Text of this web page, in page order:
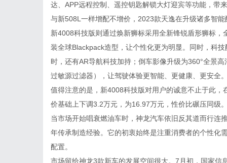
达、APP远程控制、遥控钥匙解锁大灯迎宾等功能，带
与新508L一样增配不增价，2023款天逸在升级诸多智
新4008科技版则通过焕新狮标采用全新锋锐盾形狮标
装全球Blackpack造型，让个性化更为明显。同时，科
时，还有AR导航科技加持；倒车影像升级为360°全景
过敏源过滤器），让驾驶体验更智能、更健康、更安全
值得注意的是，新4008科技版对用户的诚意不止于此
价基础上下调3.2万元，为16.97万元，性价比碾压同级
当市场开始唱衰燃油车时，神龙汽车依旧反其道而行连
年传承制造经验。它的初衷始终是注重消费者的个性化
配置。
市场留给神龙3款新车的发展空间很大。7月初，国家信